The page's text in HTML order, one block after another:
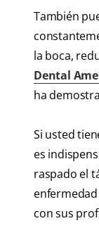
También
la boca,
Dental
ha
Si usted
es
raspado el
con sus